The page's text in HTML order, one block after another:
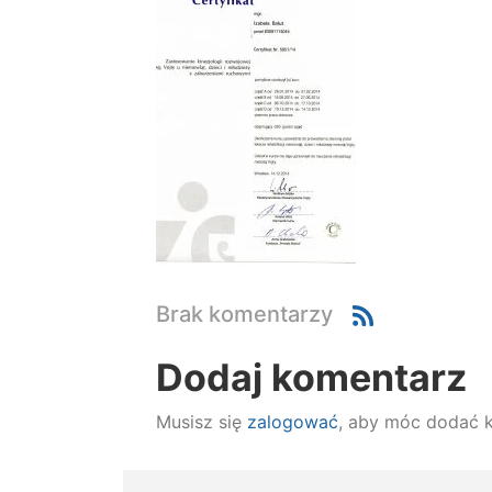
Brak komentarzy
Dodaj komentarz
Musisz się zalogować, aby móc dodać